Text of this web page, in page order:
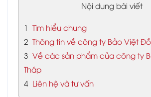
Nội dung bài viết
1 Tìm hiểu chung
2 Thông tin về công ty Bảo Việt
3 Về các sản phẩm của công ty
Tháp
4 Liên hệ và tư vấn